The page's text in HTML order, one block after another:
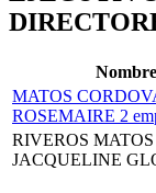
Nombre
MATOS
ROSEMAIRE 2
RIVEROS MATOS
JACQUELINE